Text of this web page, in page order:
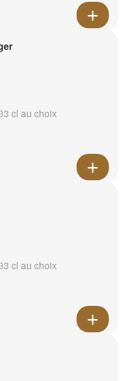
cl au choix
cl au choix